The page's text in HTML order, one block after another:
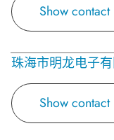
Show contact
珠海市明龙电子
Show contact